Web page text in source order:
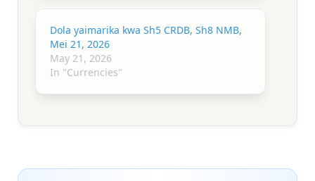
Dola yaimarika kwa Sh5 CRDB, Sh8 NMB,
Mei 21, 2026
May 21, 2026
In "Currencies"